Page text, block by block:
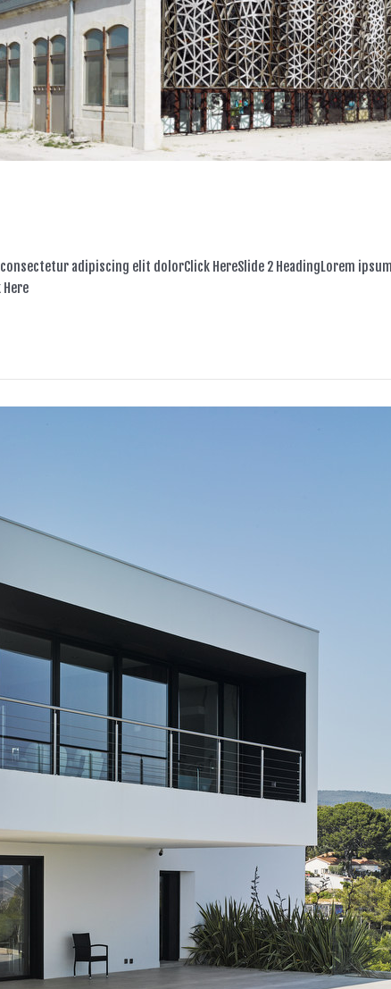
adipiscing elit dolorClick HereSlide 2 HeadingLorem